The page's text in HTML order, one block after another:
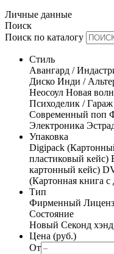
Личные данные
Поиск
Поиск по каталогу
Стиль
Авангард /
Диско Инди /
Неосоул Новая
Психоделик / Гараж
Современный поп
Электроника
Упаковка
Digipack
пластиковый кейс)
картонный кейс)
(Картонная книга с
Тип
Фирменный
Состояние
Новый Секонд хэнд
Цена (руб.)
От